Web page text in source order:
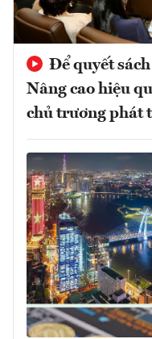
Để quyết
Nâng cao hiệu
chủ trương phát